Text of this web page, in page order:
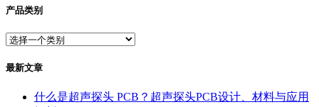
产品类别
最新文章
什么是超声探头 PCB？超声探头PCB设计、材料与应用